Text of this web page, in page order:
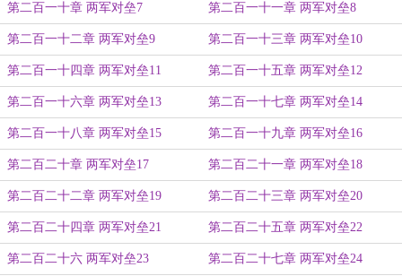
第二百一十章 两军对垒7 第二百一十一章 两军对垒8
第二百一十二章 两军对垒9 第二百一十三章 两军对垒10
第二百一十四章 两军对垒11 第二百一十五章 两军对垒12
第二百一十六章 两军对垒13 第二百一十七章 两军对垒14
第二百一十八章 两军对垒15 第二百一十九章 两军对垒16
第二百二十章 两军对垒17 第二百二十一章 两军对垒18
第二百二十二章 两军对垒19 第二百二十三章 两军对垒20
第二百二十四章 两军对垒21 第二百二十五章 两军对垒22
第二百二十六 两军对垒23 第二百二十七章 两军对垒24